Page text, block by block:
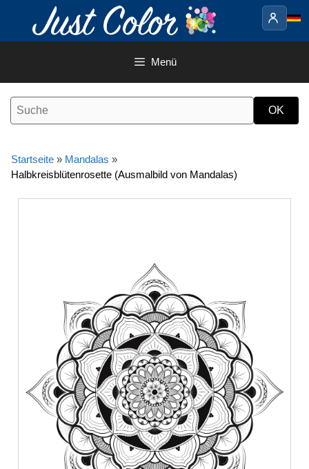
Inhalt
Menü
Startseite » Mandalas »
Halbkreisblütenrosette (Ausmalbild von Mandalas)